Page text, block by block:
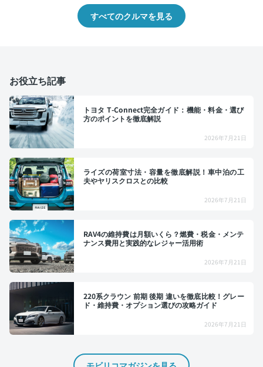
すべてのクルマを見る
お役立ち記事
トヨタ T-Connect完全ガイド：機能・料金・選び
方のポイントを徹底解説
2026年7月21日
ライズの荷室寸法・容量を徹底解説！車中泊の工
夫やヤリスクロスとの比較
2026年7月21日
RAV4の維持費は月額いくら？燃費・税金・メンテ
ナンス費用と実践的なレジャー活用術
2026年7月21日
220系クラウン 前期 後期 違いを徹底比較！グレー
ド・維持費・オプション選びの攻略ガイド
2026年7月21日